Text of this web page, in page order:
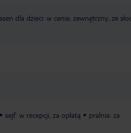
dla dzieci: w cenie, zewnętrzny, ze
sejf: w recepcji, za opłatą
pralnia: za